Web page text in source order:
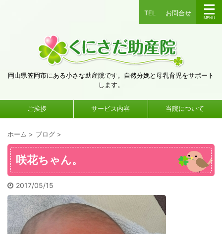
TEL お問合せ
岡山県笠岡市にある小さな助産院です。自然分娩と母乳育児をサポート
します。
ご挨拶 サービス内容 当院について
ホーム > ブログ >
咲花ちゃん。
2017/05/15